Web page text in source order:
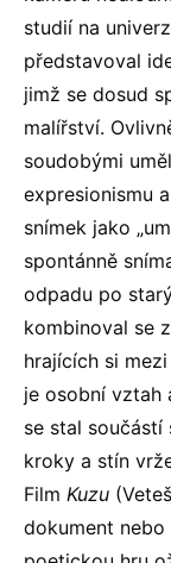
studií na
představoval
jimž se dosud
malířství.
soudobými
expresionismu
snímek jako
spontánně
odpadu po
kombinoval se
hrajících si
je osobní vztah
se stal součástí
kroky a stín
Film Kuzu
dokument